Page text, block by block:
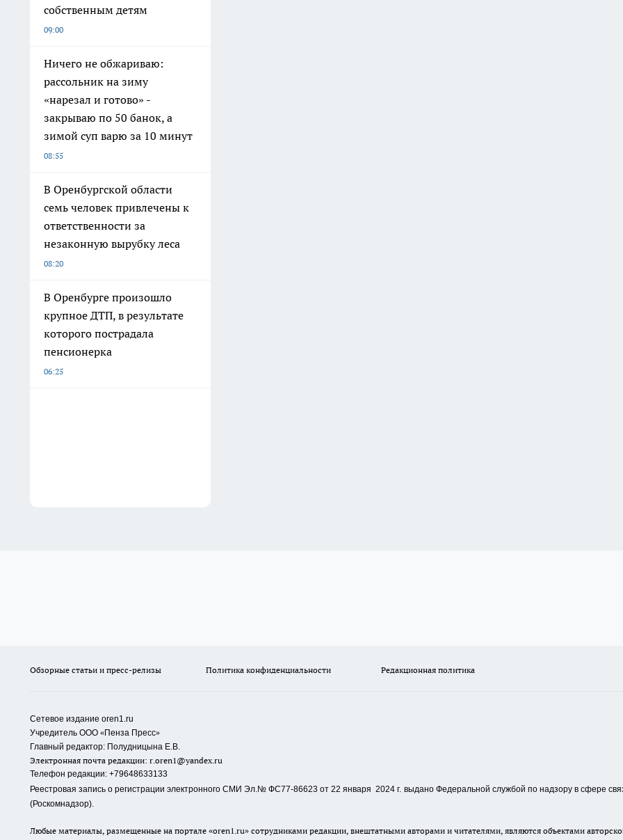
собственным детям
09:00
Ничего не обжариваю:
рассольник на зиму
«нарезал и готово» -
закрываю по 50 банок, а
зимой суп варю за 10 минут
08:55
В Оренбургской области
семь человек привлечены к
ответственности за
незаконную вырубку леса
08:20
В Оренбурге произошло
крупное ДТП, в результате
которого пострадала
пенсионерка
06:25
Обзорные статьи и пресс-релизы Политика конфиденциальности Редакционная политика
Сетевое издание oren1.ru
Учредитель ООО «Пенза Пресс»
Главный редактор: Полудницына Е.В.
Электронная почта редакции: r.oren1@yandex.ru
Телефон редакции: +79648633133
Реестровая запись о регистрации электронного СМИ Эл.№ ФС77-86623 от 22 января 2024 г. выдано Федеральной службой по надзору в сфере
(Роскомнадзор).
Любые материалы, размещенные на портале «oren1.ru» сотрудниками редакции, внештатными авторами и читателями, являются объектами